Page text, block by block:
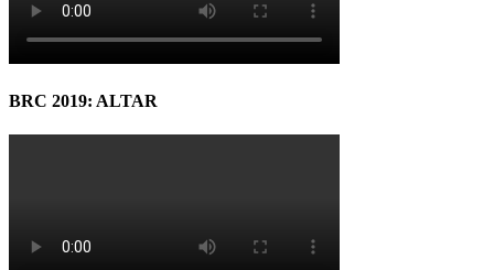
BRC 2019: ALTAR